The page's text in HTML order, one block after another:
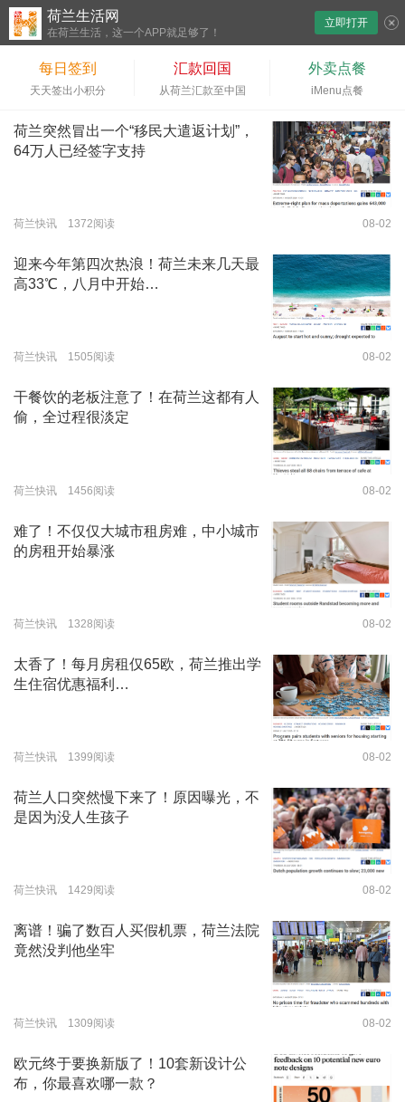
荷兰生活网
在荷兰生活，这一个APP就足够了！
立即打开
每日签到
天天签出小积分
汇款回国
从荷兰汇款至中国
外卖点餐
iMenu点餐
荷兰突然冒出一个“移民大遣返计划”，
64万人已经签字支持
荷兰快讯 1372阅读 08-02
迎来今年第四次热浪！荷兰未来几天最
高33℃，八月中开始…
荷兰快讯 1505阅读 08-02
干餐饮的老板注意了！在荷兰这都有人
偷，全过程很淡定
荷兰快讯 1456阅读 08-02
难了！不仅仅大城市租房难，中小城市
的房租开始暴涨
荷兰快讯 1328阅读 08-02
太香了！每月房租仅65欧，荷兰推出学
生住宿优惠福利…
荷兰快讯 1399阅读 08-02
荷兰人口突然慢下来了！原因曝光，不
是因为没人生孩子
荷兰快讯 1429阅读 08-02
离谱！骗了数百人买假机票，荷兰法院
竟然没判他坐牢
荷兰快讯 1309阅读 08-02
欧元终于要换新版了！10套新设计公
布，你最喜欢哪一款？